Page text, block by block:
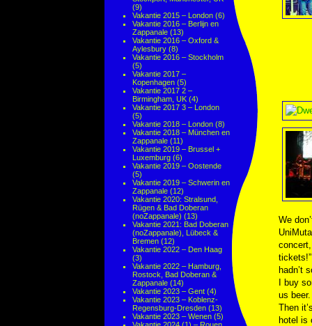
(9)
Vakantie 2015 – London (6)
Vakantie 2016 – Berlijn en
Zappanale (13)
Vakantie 2016 – Oxford &
Aylesbury (8)
Vakantie 2016 – Stockholm
(5)
Vakantie 2017 –
Kopenhagen (5)
Vakantie 2017 2 –
Birmingham, UK (4)
Vakantie 2017 3 – London
(5)
Vakantie 2018 – London (8)
Vakantie 2018 – München en
Zappanale (11)
Vakantie 2019 – Brussel +
Luxemburg (6)
Vakantie 2019 – Oostende
(5)
Vakantie 2019 – Schwerin en
Zappanale (12)
Vakantie 2020: Stralsund,
Rügen & Bad Doberan
(noZappanale) (13)
Vakantie 2021: Bad Doberan
(noZappanale), Lübeck &
Bremen (12)
Vakantie 2022 – Den Haag
(3)
Vakantie 2022 – Hamburg,
Rostock, Bad Doberan &
Zappanale (14)
Vakantie 2023 – Gent (4)
Vakantie 2023 – Koblenz-
Regensburg-Dresden (13)
Vakantie 2023 – Wenen (5)
We
hadn’t
I buy
us beer.
Then
hotel is